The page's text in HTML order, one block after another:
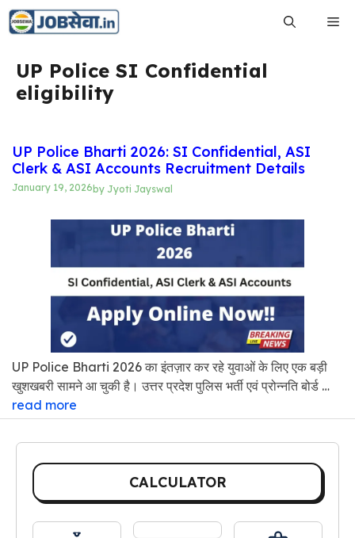
Skip
UP Police SI Confidential
eligibility
UP Police Bharti 2026: SI Confidential, ASI
Clerk & ASI Accounts Recruitment Details
January 19, 2026 by Jyoti Jayswal
UP Police Bharti 2026 का इंतज़ार कर रहे युवाओं के लिए एक बड़ी
खुशखबरी सामने आ चुकी है। उत्तर प्रदेश पुलिस भर्ती एवं प्रोन्नति बोर्ड …
read more
CALCULATOR